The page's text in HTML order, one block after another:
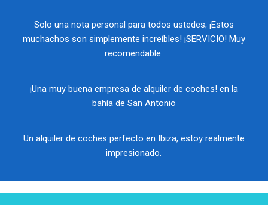
Solo una nota personal para todos ustedes; ¡Estos
muchachos son simplemente increíbles! ¡SERVICIO! Muy
recomendable.
¡Una muy buena empresa de alquiler de coches! en la
bahía de San Antonio
Un alquiler de coches perfecto en Ibiza, estoy realmente
impresionado.